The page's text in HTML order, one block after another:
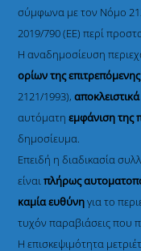
σύμφωνα με τον Νόμο
2019/790 (ΕΕ) περί
Η αναδημοσίευση
ορίων της
2121/1993),
αυτόματηεμφάνιση της
δημοσίευμα.
Επειδή η διαδικασία
είναιπλήρως
καμία ευθύνηγια το
τυχόν παραβιάσεις που
Η επισκεψιμότητα